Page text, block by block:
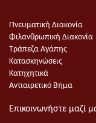
Πνευματική Διακονία
Φιλανθρωπική Διακονία
Τράπεζα Αγάπης
Κατασκηνώσεις
Κατηχητικά
Αντιαιρετικό Βήμα
Επικοινωνήστε μαζί